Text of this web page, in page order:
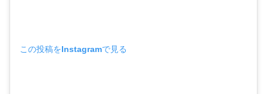
この投稿をInstagramで見る